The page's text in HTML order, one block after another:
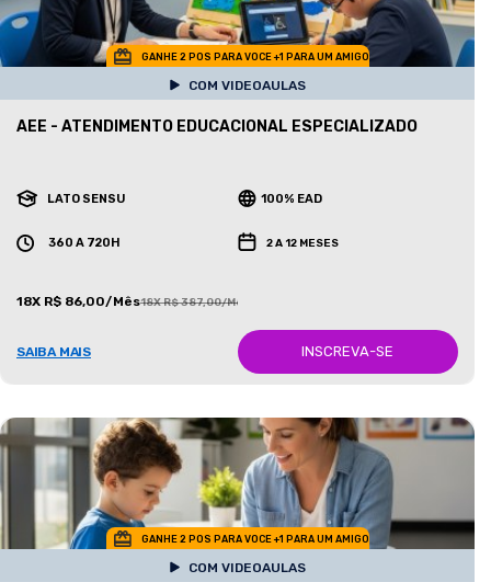
GANHE 2 POS PARA VOCE +1 PARA UM AMIGO
COM VIDEOAULAS
AEE - ATENDIMENTO EDUCACIONAL ESPECIALIZADO
LATO SENSU 100% EAD
360 A 720H 2 A 12 MESES
18X R$ 86,00/Mês18X R$ 387,00/Mês
SAIBA MAIS INSCREVA-SE
GANHE 2 POS PARA VOCE +1 PARA UM AMIGO
COM VIDEOAULAS